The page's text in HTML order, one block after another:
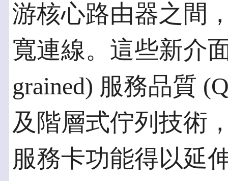
游核心路由器之間
寬連線。這些新介
grained) 服務品質
及階層式佇列技術
服務卡功能得以延